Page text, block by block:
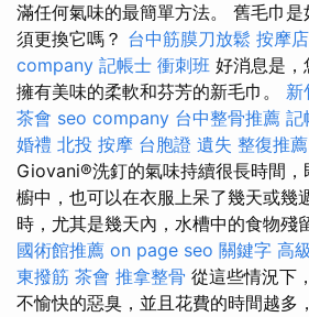
滿任何氣味的最簡單方法。 舊毛巾
須更換它嗎？ 台中筋膜刀放鬆 按摩店
company 記帳士 衝刺班 好消息是，
擁有美味的柔軟和芬芳的新毛巾。 新
茶會 seo company 台中整骨推薦 記
婚禮 北投 按摩 台胞證 遺失 整復推薦
Giovani®洗釘的氣味持續很長時間，
櫥中，也可以在衣服上呆了幾天或幾
時，尤其是幾天內，水槽中的食物殘
國術館推薦 on page seo 關鍵字 高
東撥筋 茶會 推拿整骨 從這些情況下
不愉快的惡臭，並且花費的時間越多